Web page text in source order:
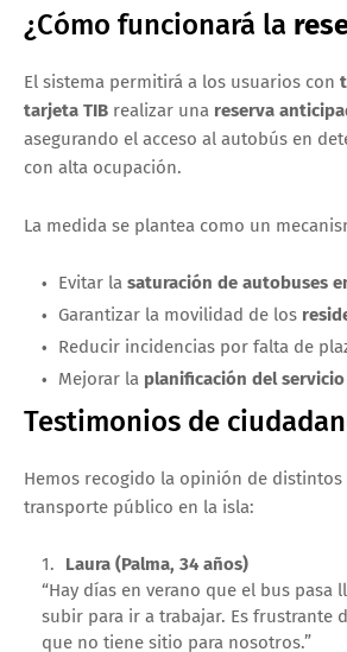
¿Cómo funcionará la
El sistema permitirá a los usuarios con
tarjeta TIB realizar una reserva
asegurando el acceso al autobús en
con alta ocupación.
La medida se plantea como un
Evitar la saturación de autobuses
Garantizar la movilidad de los
Reducir incidencias por falta de
Mejorar la planificación del servicio
Testimonios de
Hemos recogido la opinión de
transporte público en la isla:
Laura (Palma, 34 años)
“Hay días en verano que el bus pasa
subir para ir a trabajar. Es frustrante
que no tiene sitio para nosotros.”